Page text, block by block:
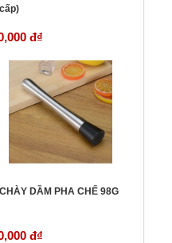
cấp)
đ₫
CHÀY DẦM PHA CHẾ 98G
đ₫